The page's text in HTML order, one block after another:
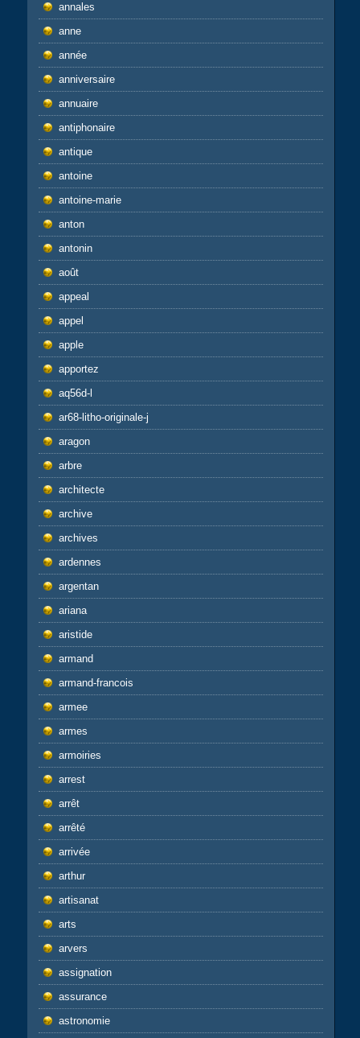
annales
anne
année
anniversaire
annuaire
antiphonaire
antique
antoine
antoine-marie
anton
antonin
août
appeal
appel
apple
apportez
aq56d-l
ar68-litho-originale-j
aragon
arbre
architecte
archive
archives
ardennes
argentan
ariana
aristide
armand
armand-francois
armee
armes
armoiries
arrest
arrêt
arrêté
arrivée
arthur
artisanat
arts
arvers
assignation
assurance
astronomie